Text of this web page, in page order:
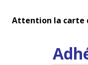
Attention la carte